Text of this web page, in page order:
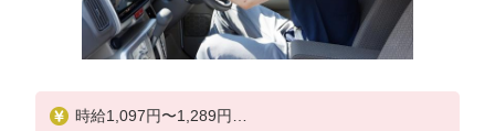
時給1,097円〜1,289円